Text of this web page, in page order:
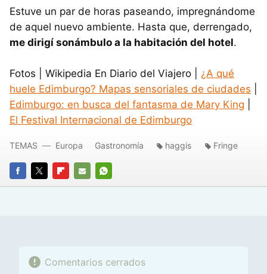
Estuve un par de horas paseando, impregnándome
de aquel nuevo ambiente. Hasta que, derrengado,
me dirigí sonámbulo a la habitación del hotel.
Fotos | Wikipedia En Diario del Viajero | ¿A qué
huele Edimburgo? Mapas sensoriales de ciudades
Edimburgo: en busca del fantasma de Mary King
El Festival Internacional de Edimburgo
FACEBOOK
TWITTERFLIPBOARD
E-
WHATSAPP
TEMAS Europa Gastronomía haggis Fringe
Comentarios cerrados